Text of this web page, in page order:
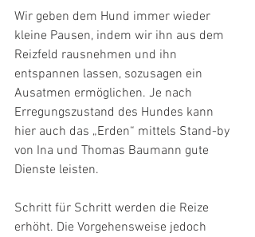
Wir geben dem Hund immer wieder
kleine Pausen, indem wir ihn aus dem
Reizfeld rausnehmen und ihn
entspannen lassen, sozusagen ein
Ausatmen ermöglichen. Je nach
Erregungszustand des Hundes kann
hier auch das „Erden“ mittels Stand-by
von Ina und Thomas Baumann gute
Dienste leisten.
Schritt für Schritt werden die Reize
erhöht. Die Vorgehensweise jedoch